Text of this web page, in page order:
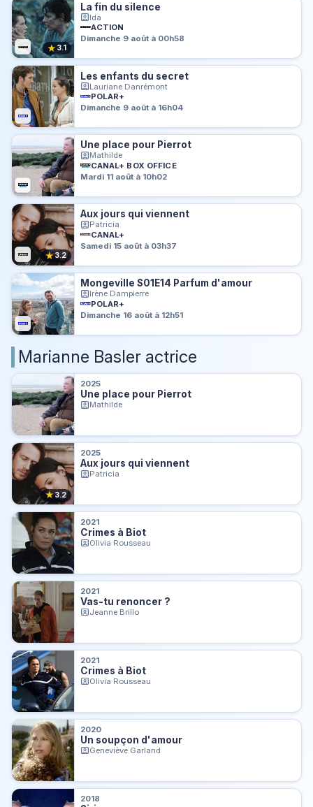
★3.1
La fin du silence
Ida
ACTION
Dimanche 9 août à 00h58
Les enfants du secret
Lauriane Danrémont
POLAR+
Dimanche 9 août à 16h04
Une place pour Pierrot
Mathilde
CANAL+ BOX OFFICE
Mardi 11 août à 10h02
★3.2
Aux jours qui viennent
Patricia
CANAL+
Samedi 15 août à 03h37
Mongeville S01E14 Parfum d'amour
Irène Dampierre
POLAR+
Dimanche 16 août à 12h51
Marianne Basler actrice
2025
Une place pour Pierrot
Mathilde
★3.2
2025
Aux jours qui viennent
Patricia
2021
Crimes à Biot
Olivia Rousseau
2021
Vas-tu renoncer ?
Jeanne Brillo
2021
Crimes à Biot
Olivia Rousseau
2020
Un soupçon d'amour
Geneviève Garland
2018